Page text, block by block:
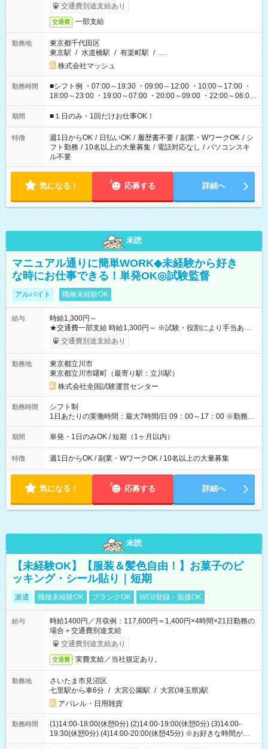
交通費別途支給あり
交通費 一部支給
勤務地
東京都千代田区
東京駅 / 水道橋駅 / 有楽町駅 / …
株式会社マッシュ
勤務時間
■シフト例 ・07:00～19:30 ・09:00～12:00 ・10:00～17:00 ・
18:00～23:00 ・19:00～07:00 ・20:00～09:00 ・22:00～06:00
etc ★最短で3時間で5,120円のお仕事から 15時間で2万円近く稼
げるお仕事も！ ご希望のお時間に合わせてご紹介！ ※シフトは
ください！
期間 ■１日のみ・1回だけお仕事OK！
特徴 週1日からOK / 日払いOK / 履歴書不要 / 副業・WワークOK / シ
フト勤務 / 10名以上の大量募集 / 電話対応なし / パソコンスキ
ル不要
気になる！ 応募する 詳細へ
未読
マニュアル通りに簡単WORK◆未経験から好き
な時にお仕事できる！単発OK◎試験監督
アルバイト 職種未経験OK
給与
時給1,300円～
★交通費一部支給 時給1,300円～ ※試験・役割により手当あり
※勤務回数により昇給あり 【即給（前払い）オプションあ
り！】 希望される場合、勤務から1週間ほどで給与の一部を受け
例】 ・河合塾模擬試験 8:30～17:30（休憩1時間） 時給1,300円
×8時間＝日収10,400円＋交通費 ※当日の役割により時給＋100
円の場合あり ・国家試験 7:00～13:30（休憩なし） 時給1,300
円（役割手当＋100円）×6時間＝日収8,400円＋交通費 【試用期
間】試用期間なし
交通費別途支給あり
勤務地
東京都立川市
東京都立川市曙町（最寄り駅：立川駅）
株式会社全国試験運営センター
勤務時間
シフト制
1日あたりの実働時間：最大7時間/日 09：00～17：00 ※勤務時
間は 試験により異なります。
期間 単発・1日のみOK / 短期（1ヶ月以内）
特徴 週1日からOK / 副業・WワークOK / 10名以上の大量募集
気になる！ 応募する 詳細へ
未読
【未経験OK】【服装＆髪色自由！】お菓子のピ
ッキング・シール貼り｜短期
派遣 職種未経験OK ブランクOK WEB登録・面接OK
給与
時給1400円／月収例：117,600円＝1,400円×4時間×21日勤務の
場合＋交通費別途支給
交通費別途支給あり
交通費 実費支給／当社規定あり。
勤務地
さいたま市見沼区
七里駅から車6分 / 大宮公園駅 / 大宮(埼玉県)駅
アパレル・日用雑貨
勤務時間
(1)14:00-18:00(休憩0分) (2)14:00-19:00(休憩0分) (3)14:00-
19:30(休憩0分) (4)14:00-20:00(休憩45分) ※お好きな時間が選べ
ます